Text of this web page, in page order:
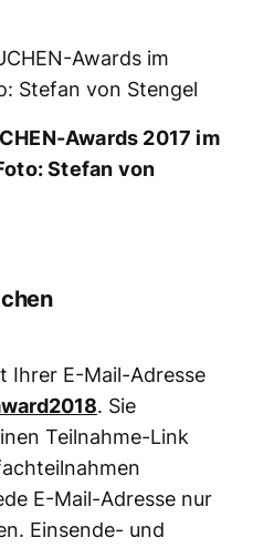
Awards 2017 im
Stefan von
Ihrer E-Mail-Adresse
. Sie
Teilnahme-Link
E-Mail-Adresse nur
Einsende- und